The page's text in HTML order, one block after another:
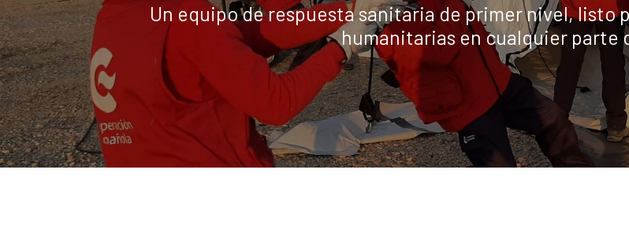
Un equipo de respuesta sanitaria de primer nivel, listo
humanitarias en cualquier parte